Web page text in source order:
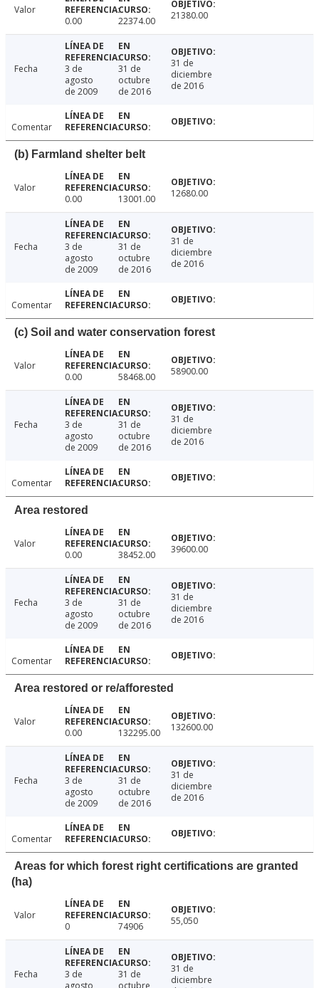
Valor
0.00
22374.00 21380.00
Fecha
3 de
agosto
de 2009
31 de
octubre
de 2016
31 de
diciembre
de 2016
Comentar
(b) Farmland shelter belt
Valor
0.00
13001.00 12680.00
Fecha
3 de
agosto
de 2009
31 de
octubre
de 2016
31 de
diciembre
de 2016
Comentar
(c) Soil and water conservation forest
Valor
0.00
58468.00 58900.00
Fecha
3 de
agosto
de 2009
31 de
octubre
de 2016
31 de
diciembre
de 2016
Comentar
Area restored
Valor
0.00
38452.00 39600.00
Fecha
3 de
agosto
de 2009
31 de
octubre
de 2016
31 de
diciembre
de 2016
Comentar
Area restored or re/afforested
Valor
0.00
132295.00 132600.00
Fecha
3 de
agosto
de 2009
31 de
octubre
de 2016
31 de
diciembre
de 2016
Comentar
Areas for which forest right certifications are granted
(ha)
Valor
0
74906 55,050
Fecha
3 de
31 de
31 de
diciembre